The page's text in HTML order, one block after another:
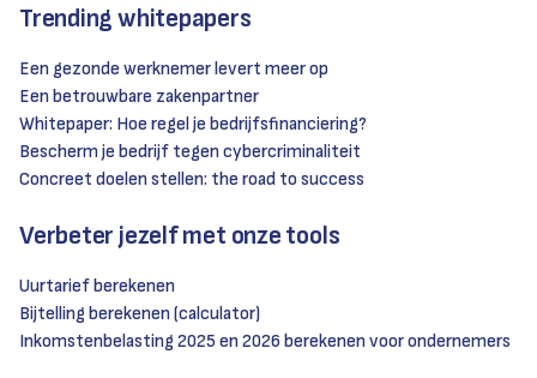
Trending whitepapers
Een gezonde werknemer levert meer op
Een betrouwbare zakenpartner
Whitepaper: Hoe regel je bedrijfsfinanciering?
Bescherm je bedrijf tegen cybercriminaliteit
Concreet doelen stellen: the road to success
Verbeter jezelf met onze tools
Uurtarief berekenen
Bijtelling berekenen (calculator)
Inkomstenbelasting 2025 en 2026 berekenen voor ondernemers